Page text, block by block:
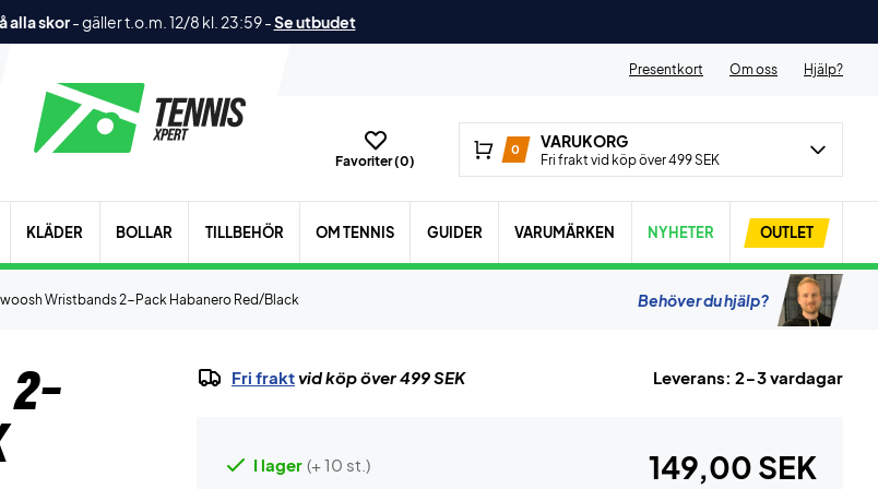
alla skor-gäller t.o.m. 12/8 kl. 23:59-Se utbudet
Presentkort Om oss Hjälp?
Favoriter (0)
0 VARUKORG
Fri frakt vid köp över 499 SEK
KLÄDER BOLLAR TILLBEHÖR OM TENNIS GUIDER VARUMÄRKEN NYHETER OUTLET
Wristbands 2-Pack Habanero Red/Black Behöver du hjälp?
2-
Fri fraktvid köp över 499 SEK Leverans: 2-3 vardagar
I lager (+ 10 st.) 149,00 SEK